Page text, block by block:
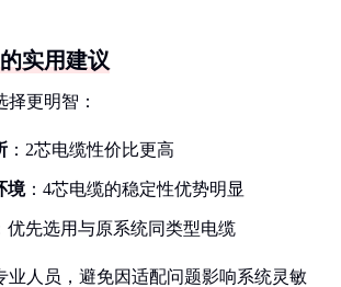
实用建议
更明智：
：2芯电缆性价比更高
境：4芯电缆的稳定性优势明显
优先选用与原系统同类型电缆
业人员，避免因适配问题影响系统灵敏